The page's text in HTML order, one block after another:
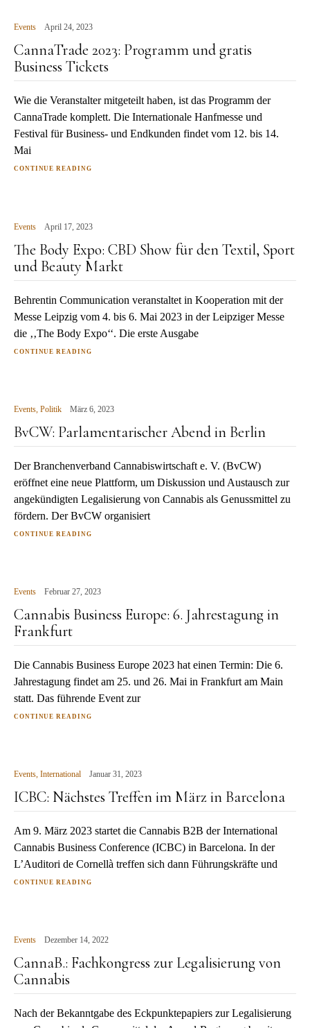
Events April 24, 2023
CannaTrade 2023: Programm und gratis
Business Tickets
Wie die Veranstalter mitgeteilt haben, ist das Programm der
CannaTrade komplett. Die Internationale Hanfmesse und
Festival für Business- und Endkunden findet vom 12. bis 14.
Mai
CONTINUE READING
Events April 17, 2023
The Body Expo: CBD Show für den Textil, Sport
und Beauty Markt
Behrentin Communication veranstaltet in Kooperation mit der
Messe Leipzig vom 4. bis 6. Mai 2023 in der Leipziger Messe
die ‚‚The Body Expo‘‘. Die erste Ausgabe
CONTINUE READING
Events Politik März 6, 2023
BvCW: Parlamentarischer Abend in Berlin
Der Branchenverband Cannabiswirtschaft e. V. (BvCW)
eröffnet eine neue Plattform, um Diskussion und Austausch zur
angekündigten Legalisierung von Cannabis als Genussmittel zu
fördern. Der BvCW organisiert
CONTINUE READING
Events Februar 27, 2023
Cannabis Business Europe: 6. Jahrestagung in
Frankfurt
Die Cannabis Business Europe 2023 hat einen Termin: Die 6.
Jahrestagung findet am 25. und 26. Mai in Frankfurt am Main
statt. Das führende Event zur
CONTINUE READING
Events, International Januar 31, 2023
ICBC: Nächstes Treffen im März in Barcelona
Am 9. März 2023 startet die Cannabis B2B der International
Cannabis Business Conference (ICBC) in Barcelona. In der
L’Auditori de Cornellà treffen sich dann Führungskräfte und
CONTINUE READING
Events Dezember 14, 2022
CannaB.: Fachkongress zur Legalisierung von
Cannabis
Nach der Bekanntgabe des Eckpunktepapiers zur Legalisierung